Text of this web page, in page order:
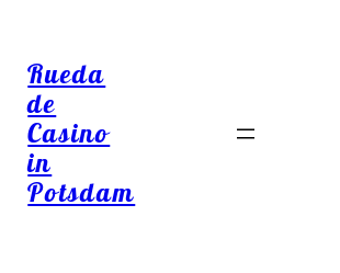
Rueda
de
Casino
in
Potsdam